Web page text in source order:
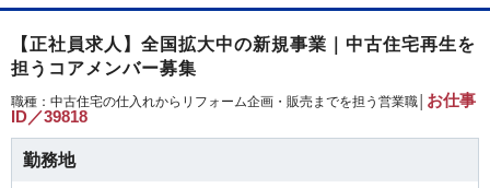
【正社員求人】全国拡大中の新規事業｜中古住宅再生を
担うコアメンバー募集
職種：中古住宅の仕入れからリフォーム企画・販売までを担う営業職│ お仕事
ID／39818
勤務地